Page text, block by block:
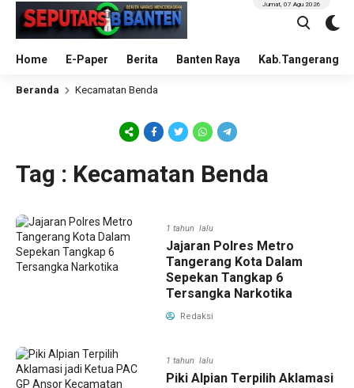
Home E-Paper Berita Banten Raya Kab.Tangerang
Jumat, 07 Agu 2026
Beranda Kecamatan Benda
Tag : Kecamatan Benda
1 tahun lalu
Jajaran Polres Metro
Tangerang Kota Dalam
Sepekan Tangkap 6
Tersangka Narkotika
Redaksi
1 tahun lalu
Piki Alpian Terpilih Aklamasi